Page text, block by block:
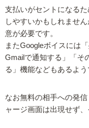
支払いがセントになる
しやすいかもしれませ
意が必要です。
またGoogleボイスには
Gmailで通知する」「そ
る」機能などもあるよう
なお無料の相手への発
ャージ画面は出現せず